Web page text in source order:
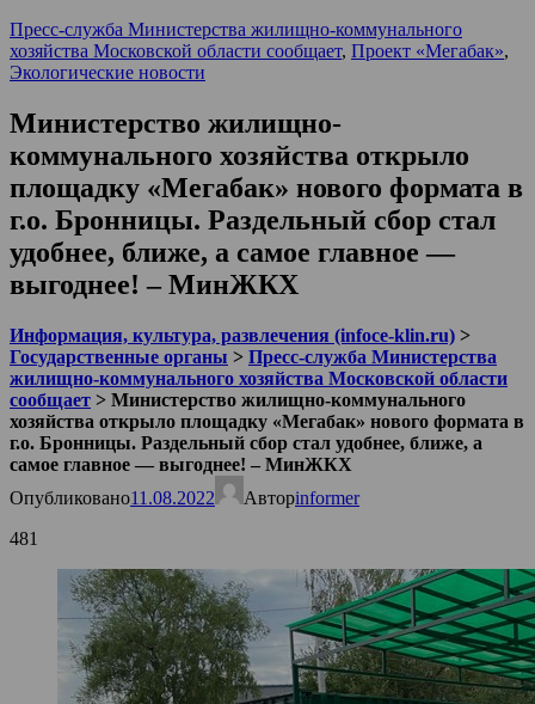
Пресс-служба Министерства жилищно-коммунального
хозяйства Московской области сообщает, Проект «Мегабак»,
Экологические новости
Министерство жилищно-
коммунального хозяйства открыло
площадку «Мегабак» нового формата в
г.о. Бронницы. Раздельный сбор стал
удобнее, ближе, а самое главное —
выгоднее! – МинЖКХ
Информация, культура, развлечения (infoce-klin.ru) >
Государственные органы > Пресс-служба Министерства
жилищно-коммунального хозяйства Московской области
сообщает > Министерство жилищно-коммунального
хозяйства открыло площадку «Мегабак» нового формата в
г.о. Бронницы. Раздельный сбор стал удобнее, ближе, а
самое главное — выгоднее! – МинЖКХ
Опубликовано11.08.2022 Авторinformer
481